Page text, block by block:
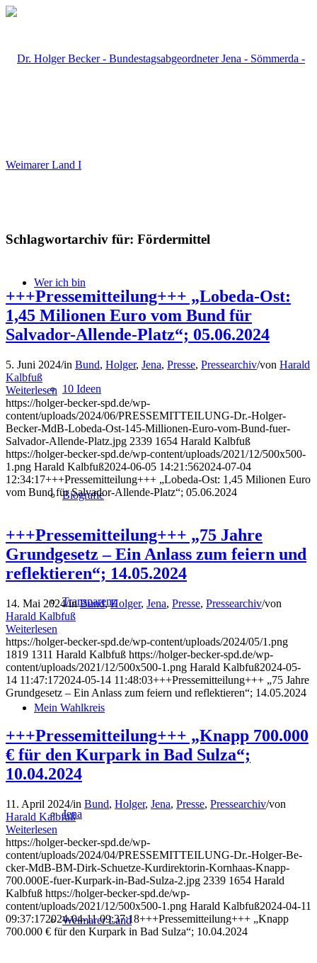
Wer ich bin
10 Ideen
Biografie
Transparenz
Mein Wahlkreis
Jena
Weimarer Land
Schlagwortarchiv für: Fördermittel
+++Pressemitteilung+++ „Lobeda-Ost:
1,45 Milionen Euro vom Bund für
Salvador-Allende-Platz“; 05.06.2024
5. Juni 2024/in Bund, Holger, Jena, Presse, Pressearchiv/von Harald
Kalbfuß
Weiterlesen
https://holger-becker-spd.de/wp-
content/uploads/2024/06/PRESSEMITTEILUNG-Dr.-Holger-
Becker-MdB-Lobeda-Ost-145-Millionen-Euro-vom-Bund-fuer-
Salvador-Allende-Platz.jpg 2339 1654 Harald Kalbfuß
https://holger-becker-spd.de/wp-content/uploads/2021/12/500x500-
1.png Harald Kalbfuß2024-06-05 14:21:562024-07-04
12:34:17+++Pressemitteilung+++ „Lobeda-Ost: 1,45 Milionen Euro
vom Bund für Salvador-Allende-Platz“; 05.06.2024
+++Pressemitteilung+++ „75 Jahre
Grundgesetz – Ein Anlass zum feiern und
reflektieren“; 14.05.2024
14. Mai 2024/inBund,Holger, Jena, Presse, Pressearchiv/von
Harald Kalbfuß
Weiterlesen
https://holger-becker-spd.de/wp-content/uploads/2024/05/1.png
1819 1311 Harald Kalbfuß https://holger-becker-spd.de/wp-
content/uploads/2021/12/500x500-1.png Harald Kalbfuß2024-05-
14 11:47:172024-05-14 11:48:03+++Pressemitteilung+++ „75 Jahre
Grundgesetz – Ein Anlass zum feiern und reflektieren“; 14.05.2024
+++Pressemitteilung+++ „Knapp 700.000
€ für den Kurpark in Bad Sulza“;
10.04.2024
11. April 2024/in Bund, Holger, Jena, Presse, Pressearchiv/von
Harald Kalbfuß
Weiterlesen
https://holger-becker-spd.de/wp-
content/uploads/2024/04/PRESSEMITTEILUNG-Dr.-Holger-Be-
cker-MdB-BM-Dirk-Schuetze-Kurdirektorin-Kornhaas-Knapp-
700.000E-fuer-Kurpark-in-Bad-Sulza-2.jpg 2339 1654 Harald
Kalbfuß https://holger-becker-spd.de/wp-
content/uploads/2021/12/500x500-1.png Harald Kalbfuß2024-04-11
09:37:172024-04-11 09:37:18+++Pressemitteilung+++ „Knapp
700.000 € für den Kurpark in Bad Sulza“; 10.04.2024